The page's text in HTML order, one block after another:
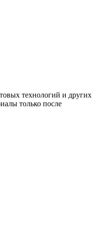
технологий и других
только после